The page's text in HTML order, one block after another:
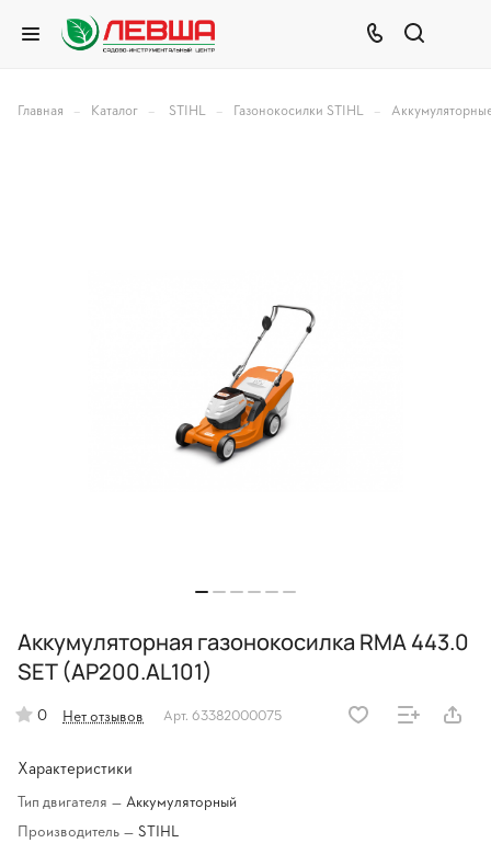
Главная – Каталог – STIHL – Газонокосилки STIHL –
Аккумуляторная газонокосилка RMA 443.0
SET (AP200.AL101)
0 Нет отзывов Арт. 63382000075
Характеристики
Тип двигателя — Аккумуляторный
Производитель — STIHL